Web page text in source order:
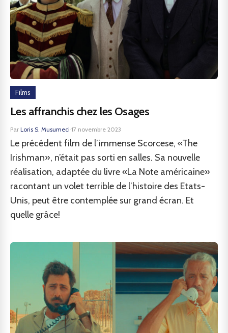
Films
Les affranchis chez les Osages
Par Loris S. Musumeci·17 novembre 2023
Le précédent film de l’immense Scorcese, «The
Irishman», n’était pas sorti en salles. Sa nouvelle
réalisation, adaptée du livre «La Note américaine»
racontant un volet terrible de l’histoire des Etats-
Unis, peut être contemplée sur grand écran. Et
quelle grâce!